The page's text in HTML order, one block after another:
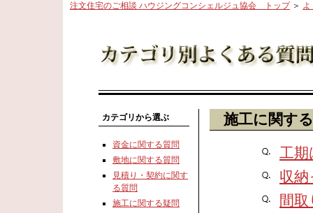
注文住宅のご相談 ハウジングコンシェルジュ協会 トップ＞ よ
施工に関す
工
収
間
カテゴリから選ぶ
資金に関する質問
敷地に関する質問
見積り・契約に関す
る質問
施工に関する疑問